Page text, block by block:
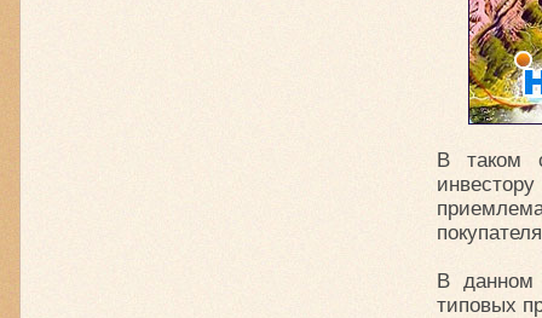
В таком
В данном
типовых